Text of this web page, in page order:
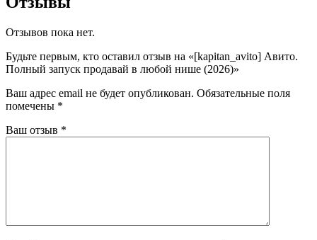
Отзывов пока нет.
Будьте первым, кто оставил отзыв на «[kapitan_avito] Авито.
Полный запуск продавай в любой нише (2026)»
Ваш адрес email не будет опубликован. Обязательные поля
помечены *
Ваш отзыв *